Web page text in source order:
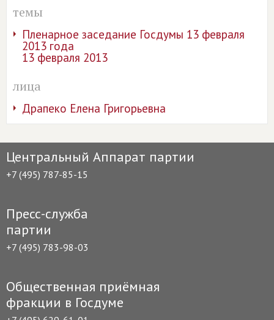
темы
Пленарное заседание Госдумы 13 февраля
2013 года
13 февраля 2013
лица
Драпеко Елена Григорьевна
Центральный Аппарат партии
+7 (495) 787-85-15
Пресс-служба
партии
+7 (495) 783-98-03
Общественная приёмная
фракции в Госдуме